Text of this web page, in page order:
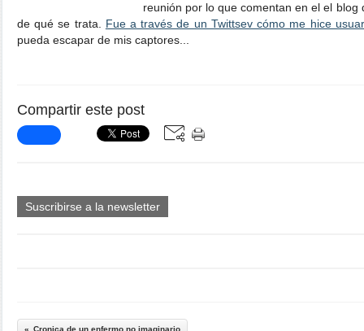
reunión por lo que comentan en el el blog
de qué se trata. Fue a través de un Twittsev cómo me hice
pueda escapar de mis captores...
Compartir este post
Suscribirse a la newsletter
Cronica de un enfermo no imaginario